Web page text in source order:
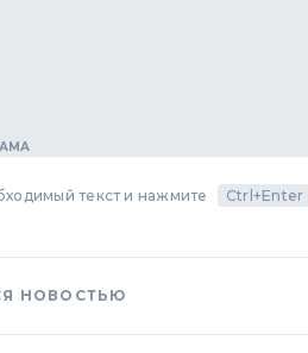
текст и нажмите Ctrl+Enter
НОВОСТЬЮ